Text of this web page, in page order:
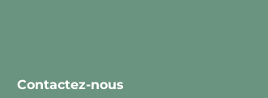
Contactez-nous